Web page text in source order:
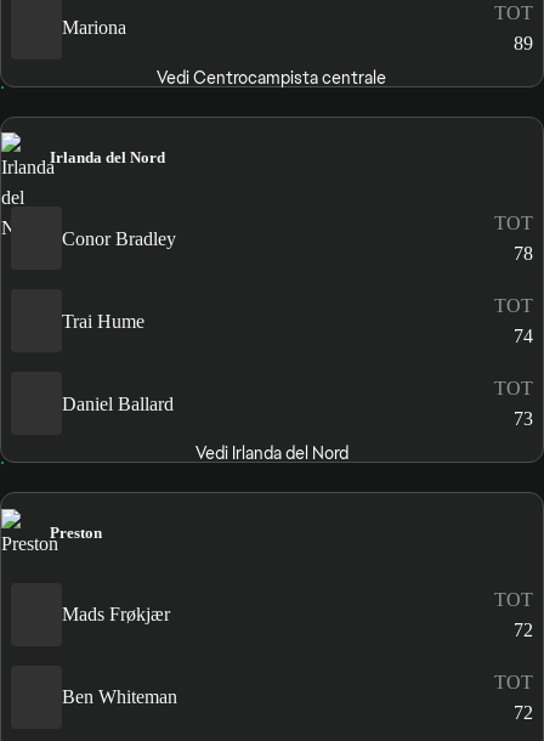
Mariona
TOT
89
Vedi Centrocampista centrale
Irlanda del Nord
Conor Bradley
TOT
78
Trai Hume
TOT
74
Daniel Ballard
TOT
73
Vedi Irlanda del Nord
Preston
Mads Frøkjær
TOT
72
Ben Whiteman
TOT
72